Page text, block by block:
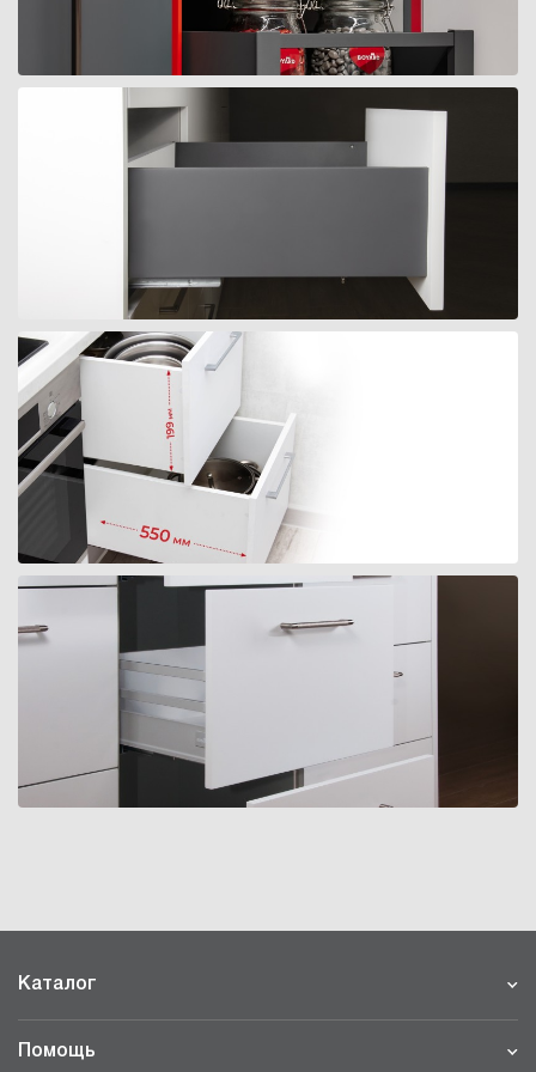
Каталог
Помощь